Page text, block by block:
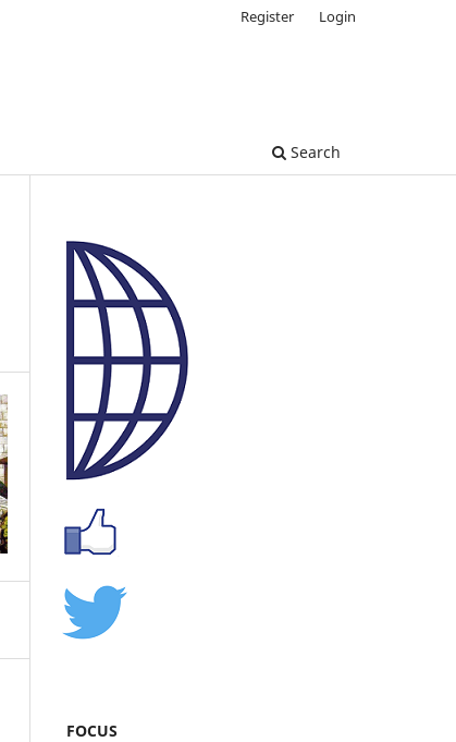
Search
Register Login
FOCUS